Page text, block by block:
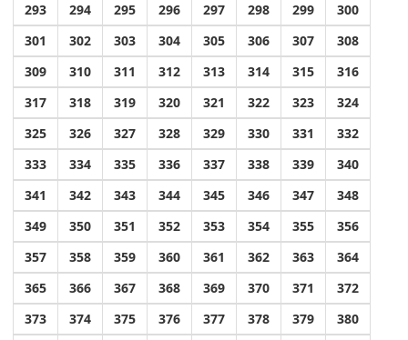
293
294 295 296 297 298 299
300
301
302 303 304 305 306 307
308
309
310 311 312 313 314 315
316
317
318 319 320 321 322 323
324
325
326 327 328 329 330 331
332
333
334 335 336 337 338 339
340
341
342 343 344 345 346 347
348
349
350 351 352 353 354 355
356
357
358 359 360 361 362 363
364
365
366 367 368 369 370 371
372
373
374 375 376 377 378 379
380